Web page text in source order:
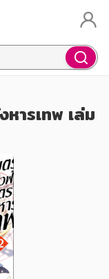
ารเทพ เล่ม